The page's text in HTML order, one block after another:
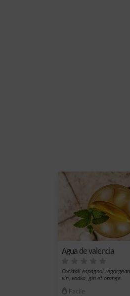
Agua de valencia
Cocktail espagnol
vin, vodka, gin et orange.
Facile